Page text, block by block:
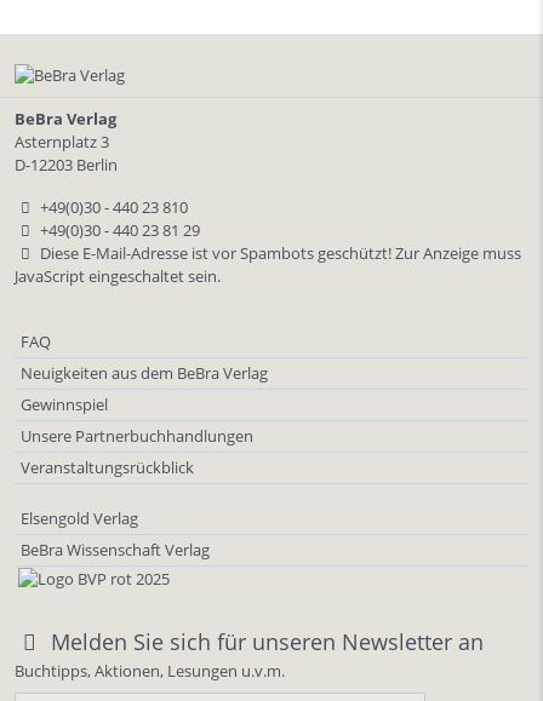
BeBra Verlag
Asternplatz 3
D-12203 Berlin
+49(0)30 - 440 23 810
+49(0)30 - 440 23 81 29
Diese E-Mail-Adresse ist vor Spambots geschützt! Zur Anzeige muss
JavaScript eingeschaltet sein.
FAQ
Neuigkeiten aus dem BeBra Verlag
Gewinnspiel
Unsere Partnerbuchhandlungen
Veranstaltungsrückblick
Elsengold Verlag
BeBra Wissenschaft Verlag
Melden Sie sich für unseren Newsletter an
Buchtipps, Aktionen, Lesungen u.v.m.